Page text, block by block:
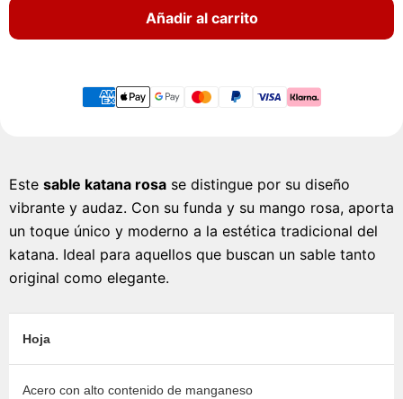
Añadir al carrito
Este sable katana rosa se distingue por su diseño
vibrante y audaz. Con su funda y su mango rosa, aporta
un toque único y moderno a la estética tradicional del
katana. Ideal para aquellos que buscan un sable tanto
original como elegante.
Hoja
Acero con alto contenido de manganeso